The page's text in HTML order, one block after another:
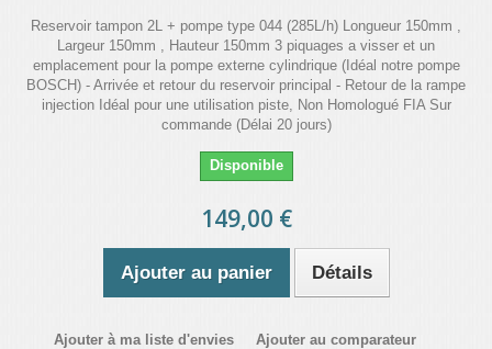
Reservoir tampon 2L + pompe type 044 (285L/h) Longueur 150mm ,
Largeur 150mm , Hauteur 150mm 3 piquages a visser et un
emplacement pour la pompe externe cylindrique (Idéal notre pompe
BOSCH) - Arrivée et retour du reservoir principal - Retour de la rampe
injection Idéal pour une utilisation piste, Non Homologué FIA Sur
commande (Délai 20 jours)
Disponible
149,00 €
Ajouter au panier Détails
Ajouter à ma liste d'envies Ajouter au comparateur